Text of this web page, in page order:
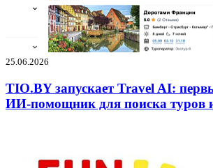
25.06.2026
TIO.BY запускает Travel AI:
ИИ-помощник для поиска туров